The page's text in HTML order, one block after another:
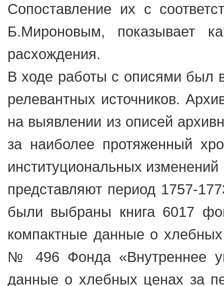
Сопоставление их с
Б.Мироновым, показывает
расхождения.
В ходе работы с описями был
релевантных источников.
на выявлении из описей
за наиболее протяженный
институциональных
представляют период 1757-
были выбраны книга 6017
компактные данные о
№ 496 Фонда «Внутреннее
данные о хлебных ценах за